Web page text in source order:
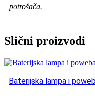
potrošača.
Slični proizvodi
Baterijska lampa i